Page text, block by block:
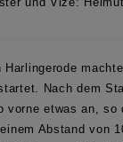
Harlingerode
Nach dem
vorne etwas an,
Abstand von